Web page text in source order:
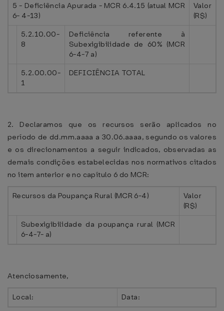
5 - Deficiência Apurada - MCR 6.4.15 (atual MCR
6- 4-13)
Valor
(R$)
5.2.10.00-
8
Deficiência referente à
Subexigibilidade de 60% (MCR
6-4-7 a)
5.2.00.00-
1
DEFICIÊNCIA TOTAL
2. Declaramos que os recursos serão aplicados no
período de dd.mm.aaaa a 30.06.aaaa, segundo os valores
e os direcionamentos a seguir indicados, observadas as
demais condições estabelecidas nos normativos citados
no item anterior e no capítulo 6 do MCR:
Recursos da Poupança Rural (MCR 6-4)
Valor
(R$)
Subexigibilidade da poupança rural (MCR
6-4-7- a)
Atenciosamente,
Local: Data: